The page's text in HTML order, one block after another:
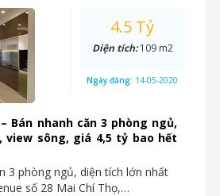
Bán nhanh căn 3 phòng ngủ,
view sông, giá 4,5 tỷ bao hết
3 phòng ngủ, diện tích lớn nhất
số 28 Mai Chí Thọ,…
4.5 Tỷ
Diện tích:109 m2
Ngày đăng: 14-05-2020